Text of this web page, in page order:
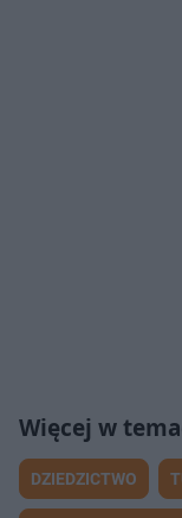
DZIEDZICTWO